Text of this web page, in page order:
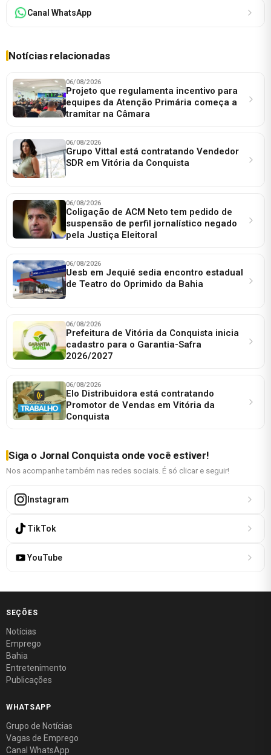
Canal WhatsApp
Notícias relacionadas
06/08/2026
Projeto que regulamenta incentivo para
equipes da Atenção Primária começa a
tramitar na Câmara
06/08/2026
Grupo Vittal está contratando Vendedor
SDR em Vitória da Conquista
06/08/2026
Coligação de ACM Neto tem pedido de
suspensão de perfil jornalístico negado
pela Justiça Eleitoral
06/08/2026
Uesb em Jequié sedia encontro estadual
de Teatro do Oprimido da Bahia
06/08/2026
Prefeitura de Vitória da Conquista inicia
cadastro para o Garantia-Safra
2026/2027
06/08/2026
Elo Distribuidora está contratando
Promotor de Vendas em Vitória da
Conquista
Siga o Jornal Conquista onde você estiver!
Nos acompanhe também nas redes sociais. É só clicar e seguir!
Instagram
TikTok
YouTube
SEÇÕES
Notícias
Emprego
Bahia
Entretenimento
Publicações
WHATSAPP
Grupo de Notícias
Vagas de Emprego
Canal WhatsApp